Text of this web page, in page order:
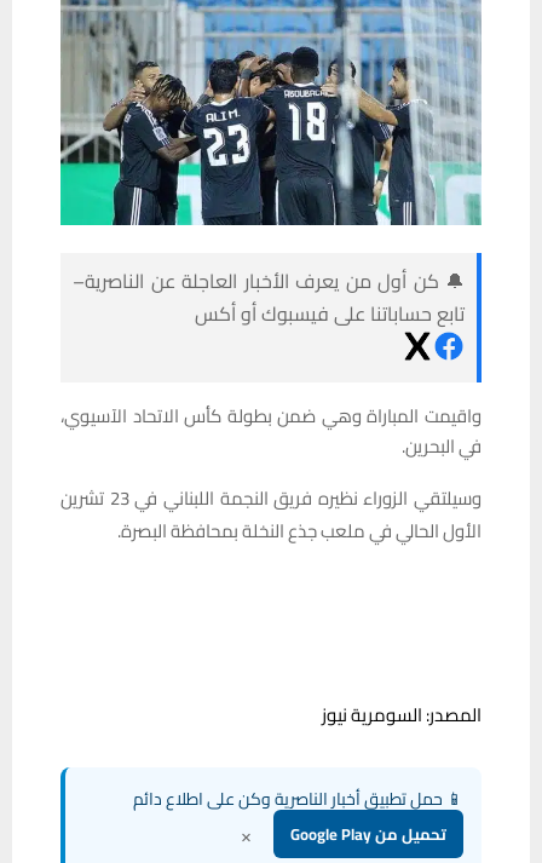
🔔 كن أول من يعرف الأخبار العاجلة عن الناصرية–
تابع حساباتنا على فيسبوك أو أكس
واقيمت المباراة وهي ضمن بطولة كأس الاتحاد الآسيوي،
في البحرين.
وسيلتقي الزوراء نظيره فريق النجمة اللبناني في 23 تشرين
الأول الحالي في ملعب جذع النخلة بمحافظة البصرة.
المصدر: السومرية نيوز
📱 حمل تطبيق أخبار الناصرية وكن على اطلاع دائم
تحميل من Google Play ×